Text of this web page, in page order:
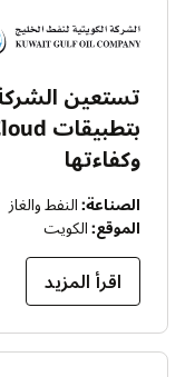
تستعين
وكفاءتها
الصناعة: النفط والغاز
الموقع: الكويت
اقرأ المزيد